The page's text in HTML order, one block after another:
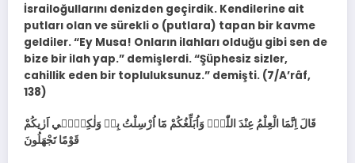
İsrailoğullarını denizden geçirdik. Kendilerine ait
putları olan ve sürekli o (putlara) tapan bir kavme
geldiler. “Ey Musa! Onların ilahları olduğu gibi sen de
bize bir ilah yap.” demişlerdi. “Şüphesiz sizler,
cahillik eden bir topluluksunuz.” demişti. (7/A’râf,
138)
قَالَ اِنَّمَا الْعِلْمُ عِنْدَ اللّٰهِۘ وَاُبَلِّغُكُمْ مَٓا اُرْسِلْتُ بِه۪ وَلٰكِنّ۪ٓي اَرٰيكُمْ
قَوْمًا تَجْهَلُونَ